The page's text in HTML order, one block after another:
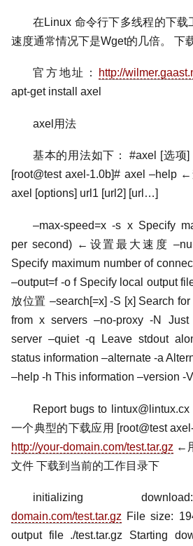
在Linux 命令行下多线程的下载
速度通常情况下是Wget的几倍。 下
官方地址：
http://
apt-get install axel
axel用法
基本的用法如下： #axel [选项
[root@test axel-1.0b]# axel –help
axel [options] url1 [url2] [url…]
–max-speed=x -s x Specify
per second) ←设置最大速度
Specify maximum number of
–output=f -o f Specify local output
放位置 –search[=x] -S [x] Search
from x servers –no-proxy -N
server –quiet -q Leave stdout
status information –alternate -a
–help -h This information –version -
Report bugs to
一个典型的下载应用 [root@test
http://your-domain.com/test.tar.gz ←
文件 下载到当前的工作目录下
initializing
domain.com/test.tar.gz File size:
output file ./test.tar.gz Starting